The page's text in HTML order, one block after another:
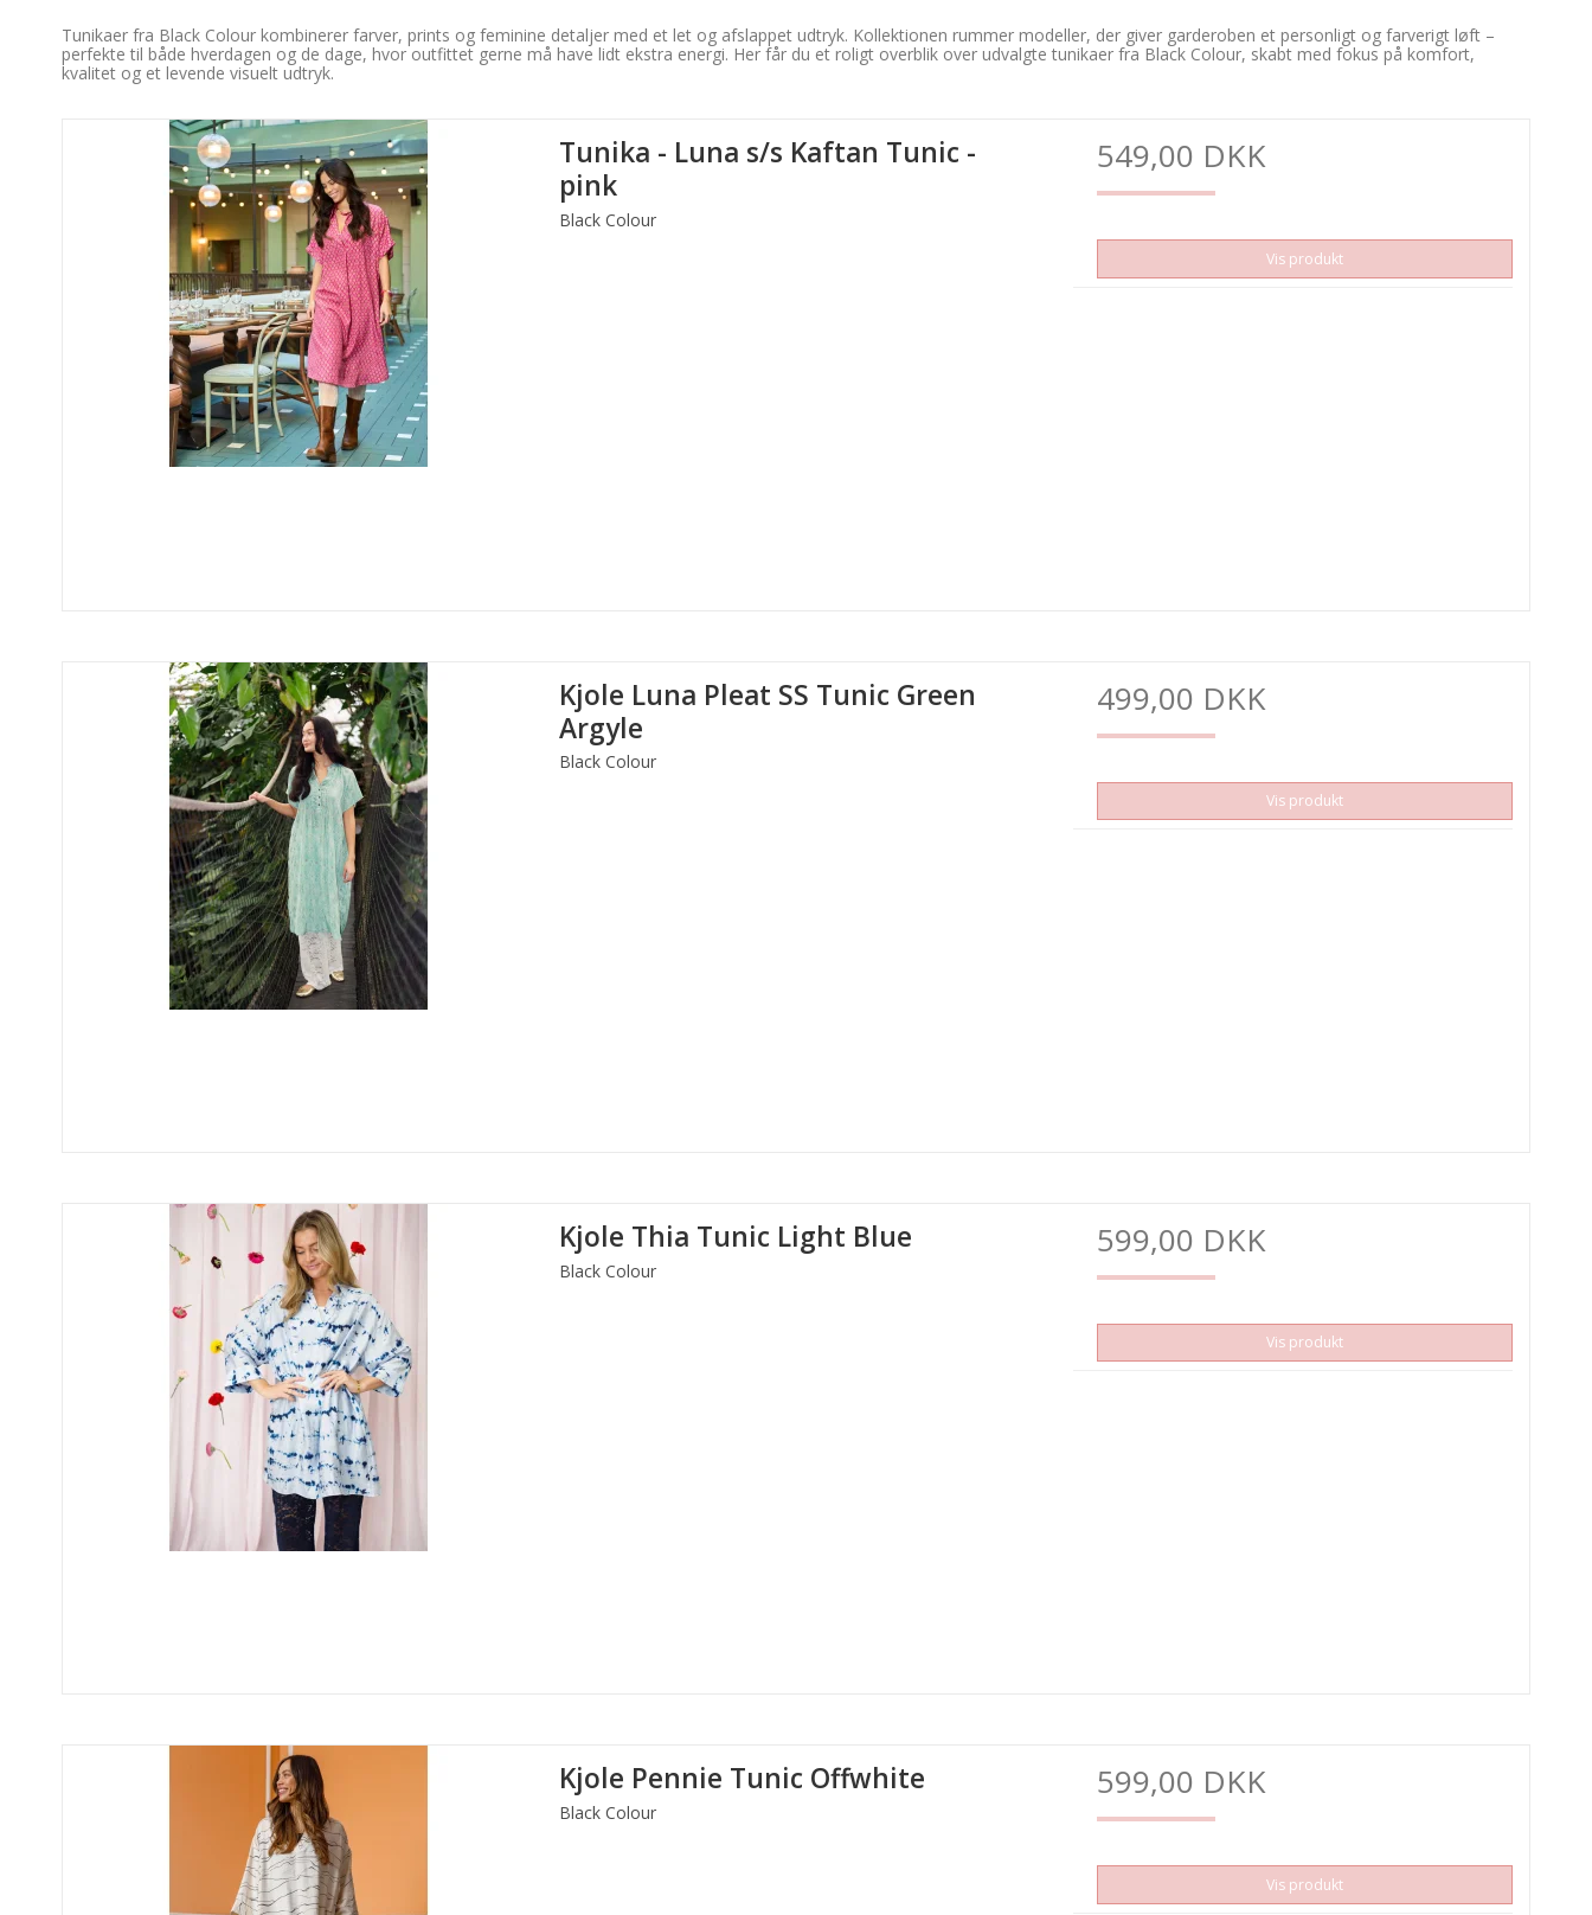
Tunikaer fra Black Colour kombinerer farver, prints og feminine detaljer med et let og afslappet udtryk. Kollektionen rummer modeller, der giver garderoben et personligt og farverigt løft –
perfekte til både hverdagen og de dage, hvor outfittet gerne må have lidt ekstra energi. Her får du et roligt overblik over udvalgte tunikaer fra Black Colour, skabt med fokus på komfort,
kvalitet og et levende visuelt udtryk.
Tunika - Luna s/s Kaftan Tunic -
pink
Black Colour
549,00 DKK
Vis produkt
Kjole Luna Pleat SS Tunic Green
Argyle
Black Colour
499,00 DKK
Vis produkt
Kjole Thia Tunic Light Blue
Black Colour
599,00 DKK
Vis produkt
Kjole Pennie Tunic Offwhite
Black Colour
599,00 DKK
Vis produkt